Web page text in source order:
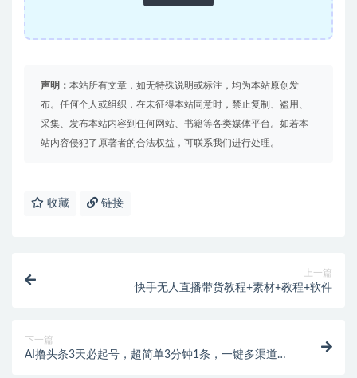
声明： 本站所有文章，如无特殊说明或标注，均为本站原创发
布。任何个人或组织，在未征得本站同意时，禁止复制、盗用、
采集、发布本站内容到任何网站、书籍等各类媒体平台。如若本
站内容侵犯了原著者的合法权益，可联系我们进行处理。
收藏 链接
上一篇
快手无人直播带货教程+素材+教程+软件
下一篇
AI撸头条3天必起号，超简单3分钟1条，一键多渠道分